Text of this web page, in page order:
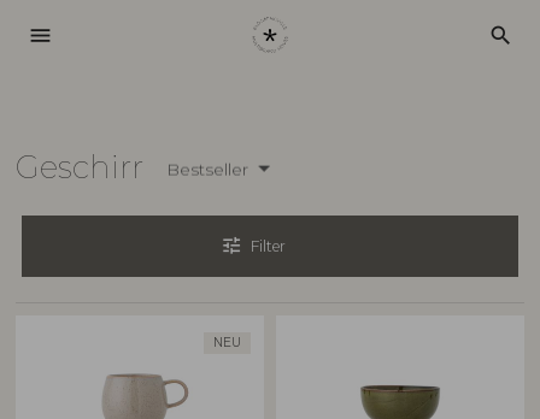
menu search
Geschirr Bestseller
tune Filter
NEU